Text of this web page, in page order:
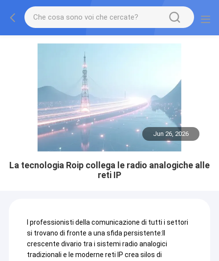
Jun 26, 2026
La tecnologia Roip collega le radio analogiche alle
reti IP
I professionisti della comunicazione di tutti i settori
si trovano di fronte a una sfida persistente:Il
crescente divario tra i sistemi radio analogici
tradizionali e le moderne reti IP crea silos di